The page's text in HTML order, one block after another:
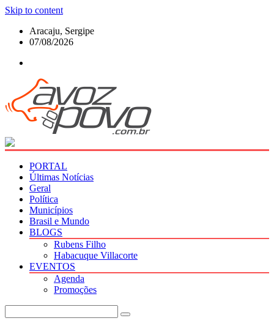
Skip to content
Aracaju, Sergipe
07/08/2026
PORTAL
Últimas Notícias
Geral
Política
Municípios
Brasil e Mundo
BLOGS
Rubens Filho
Habacuque Villacorte
EVENTOS
Agenda
Promoções